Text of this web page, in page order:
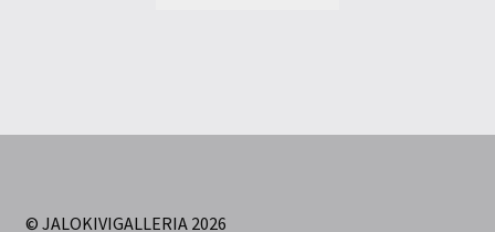
© JALOKIVIGALLERIA 2026